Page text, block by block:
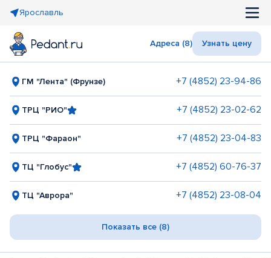
Ярославль
Адреса (8) Узнать цену
ГМ "Лента" (Фрунзе) +7 (4852) 23-94-86
ТРЦ "РИО" +7 (4852) 23-02-62
ТРЦ "Фараон" +7 (4852) 23-04-83
ТЦ "Глобус" +7 (4852) 60-76-37
ТЦ "Аврора" +7 (4852) 23-08-04
Показать все (8)